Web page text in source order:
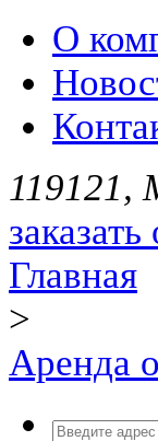
О
119121,
Главная
>
Аренда